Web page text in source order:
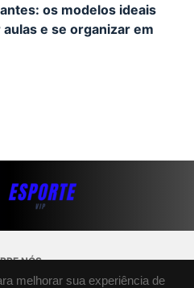
melhorar sua experiência de
os modelos ideais
e se organizar em
NÓS
PRIVACIDADE